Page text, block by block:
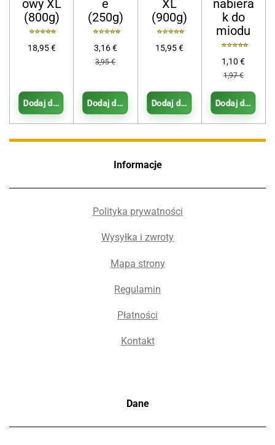
owy XL
(800g)
18,95 €
Dodaj do koszyka
e
(250g)
3,16 €
3,95 €
Dodaj do koszyka
XL
(900g)
15,95 €
Dodaj do koszyka
nabiera
k do
miodu
1,10 €
1,97 €
Dodaj do
Informacje
Polityka prywatności
Wysyłka i zwroty
Mapa strony
Regulamin
Płatności
Kontakt
Dane